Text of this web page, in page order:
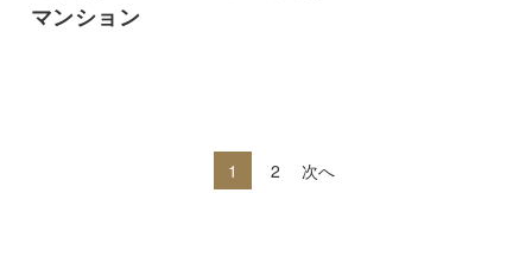
マンション
1 2 次へ